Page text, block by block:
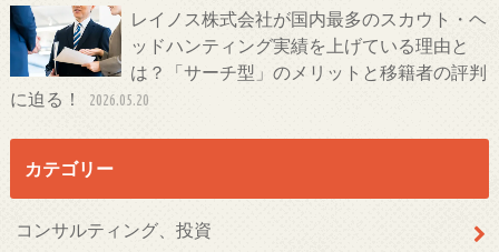
レイノス株式会社が国内最多のスカウト・ヘ
ッドハンティング実績を上げている理由と
は？「サーチ型」のメリットと移籍者の評判
に迫る！
2026.05.20
カテゴリー
コンサルティング、投資